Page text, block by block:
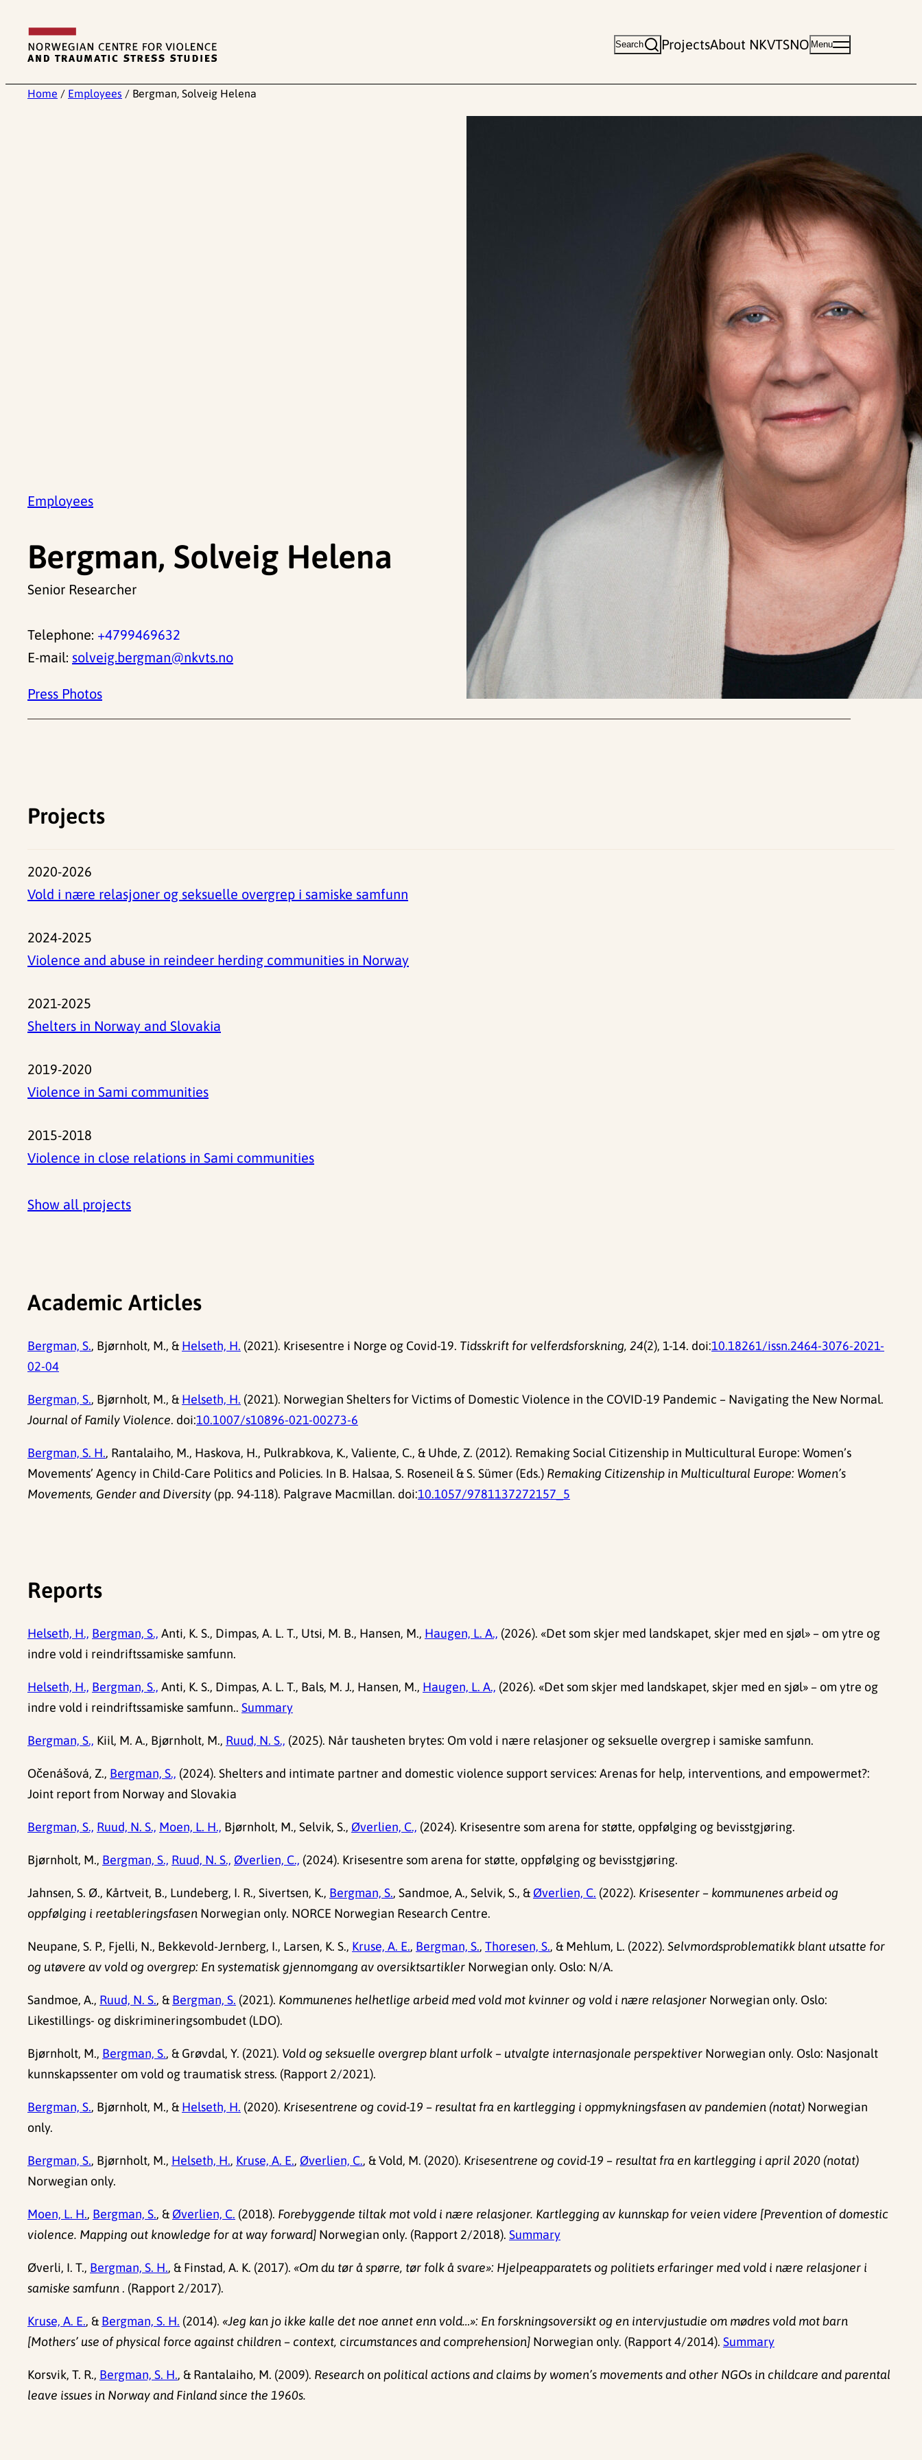
content
Search ProjectsAbout NKVTSNO Menu
Home / Employees / Bergman, Solveig Helena
Employees
Bergman, Solveig Helena
Senior Researcher
Telephone: +4799469632
E-mail: solveig.bergman@nkvts.no
Press Photos
Projects
2020-2026
Vold i nære relasjoner og seksuelle overgrep i samiske samfunn
2024-2025
Violence and abuse in reindeer herding communities in Norway
2021-2025
Shelters in Norway and Slovakia
2019-2020
Violence in Sami communities
2015-2018
Violence in close relations in Sami communities
Show all projects
Academic Articles
Bergman, S., Bjørnholt, M., & Helseth, H. (2021). Krisesentre i Norge og Covid-19. Tidsskrift for velferdsforskning, 24(2), 1-14. doi:10.18261/issn.2464-3076-2021-
02-04
Bergman, S., Bjørnholt, M., & Helseth, H. (2021). Norwegian Shelters for Victims of Domestic Violence in the COVID-19 Pandemic – Navigating the New Normal.
Journal of Family Violence. doi:10.1007/s10896-021-00273-6
Bergman, S. H., Rantalaiho, M., Haskova, H., Pulkrabkova, K., Valiente, C., & Uhde, Z. (2012). Remaking Social Citizenship in Multicultural Europe: Women’s
Movements’ Agency in Child-Care Politics and Policies. In B. Halsaa, S. Roseneil & S. Sümer (Eds.) Remaking Citizenship in Multicultural Europe: Women’s
Movements, Gender and Diversity (pp. 94-118). Palgrave Macmillan. doi:10.1057/9781137272157_5
Reports
Helseth, H., Bergman, S., Anti, K. S., Dimpas, A. L. T., Utsi, M. B., Hansen, M., Haugen, L. A., (2026). «Det som skjer med landskapet, skjer med en sjøl» – om ytre og
indre vold i reindriftssamiske samfunn.
Helseth, H., Bergman, S., Anti, K. S., Dimpas, A. L. T., Bals, M. J., Hansen, M., Haugen, L. A., (2026). «Det som skjer med landskapet, skjer med en sjøl» – om ytre og
indre vold i reindriftssamiske samfunn.. Summary
Bergman, S., Kiil, M. A., Bjørnholt, M., Ruud, N. S., (2025). Når tausheten brytes: Om vold i nære relasjoner og seksuelle overgrep i samiske samfunn.
Očenášová, Z., Bergman, S., (2024). Shelters and intimate partner and domestic violence support services: Arenas for help, interventions, and empowermet?:
Joint report from Norway and Slovakia
Bergman, S., Ruud, N. S., Moen, L. H., Bjørnholt, M., Selvik, S., Øverlien, C., (2024). Krisesentre som arena for støtte, oppfølging og bevisstgjøring.
Bjørnholt, M., Bergman, S., Ruud, N. S., Øverlien, C., (2024). Krisesentre som arena for støtte, oppfølging og bevisstgjøring.
Jahnsen, S. Ø., Kårtveit, B., Lundeberg, I. R., Sivertsen, K., Bergman, S., Sandmoe, A., Selvik, S., & Øverlien, C. (2022). Krisesenter – kommunenes arbeid og
oppfølging i reetableringsfasen Norwegian only. NORCE Norwegian Research Centre.
Neupane, S. P., Fjelli, N., Bekkevold-Jernberg, I., Larsen, K. S., Kruse, A. E., Bergman, S., Thoresen, S., & Mehlum, L. (2022). Selvmordsproblematikk blant utsatte for
og utøvere av vold og overgrep: En systematisk gjennomgang av oversiktsartikler Norwegian only. Oslo: N/A.
Sandmoe, A., Ruud, N. S., & Bergman, S. (2021). Kommunenes helhetlige arbeid med vold mot kvinner og vold i nære relasjoner Norwegian only. Oslo:
Likestillings- og diskrimineringsombudet (LDO).
Bjørnholt, M., Bergman, S., & Grøvdal, Y. (2021). Vold og seksuelle overgrep blant urfolk – utvalgte internasjonale perspektiver Norwegian only. Oslo: Nasjonalt
kunnskapssenter om vold og traumatisk stress. (Rapport 2/2021).
Bergman, S., Bjørnholt, M., & Helseth, H. (2020). Krisesentrene og covid-19 – resultat fra en kartlegging i oppmykningsfasen av pandemien (notat) Norwegian
only.
Bergman, S., Bjørnholt, M., Helseth, H., Kruse, A. E., Øverlien, C., & Vold, M. (2020). Krisesentrene og covid-19 – resultat fra en kartlegging i april 2020 (notat)
Norwegian only.
Moen, L. H., Bergman, S., & Øverlien, C. (2018). Forebyggende tiltak mot vold i nære relasjoner. Kartlegging av kunnskap for veien videre [Prevention of domestic
violence. Mapping out knowledge for at way forward] Norwegian only. (Rapport 2/2018). Summary
Øverli, I. T., Bergman, S. H., & Finstad, A. K. (2017). «Om du tør å spørre, tør folk å svare»: Hjelpeapparatets og politiets erfaringer med vold i nære relasjoner i
samiske samfunn . (Rapport 2/2017).
Kruse, A. E., & Bergman, S. H. (2014). «Jeg kan jo ikke kalle det noe annet enn vold…»: En forskningsoversikt og en intervjustudie om mødres vold mot barn
[Mothers’ use of physical force against children – context, circumstances and comprehension] Norwegian only. (Rapport 4/2014). Summary
Korsvik, T. R., Bergman, S. H., & Rantalaiho, M. (2009). Research on political actions and claims by women’s movements and other NGOs in childcare and parental
leave issues in Norway and Finland since the 1960s.